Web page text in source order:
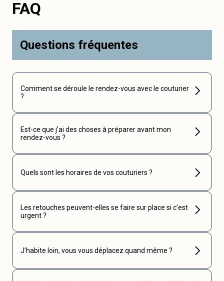
FAQ
Questions fréquentes
Comment se déroule le rendez-vous avec le couturier
?
Est-ce que j’ai des choses à préparer avant mon
rendez-vous ?
Quels sont les horaires de vos couturiers ?
Les retouches peuvent-elles se faire sur place si c’est
urgent ?
J’habite loin, vous vous déplacez quand même ?